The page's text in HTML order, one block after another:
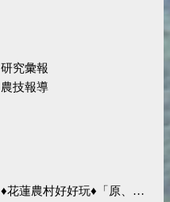
研究彙報
農技報導
♦花蓮農村好好玩♦「原、生、慢、活」四條遊程推薦